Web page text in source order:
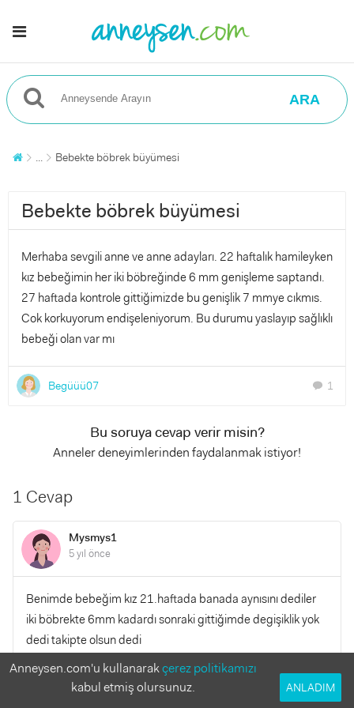
ARA
... Bebekte böbrek büyümesi
Bebekte böbrek büyümesi
Merhaba sevgili anne ve anne adayları. 22 haftalık hamileyken
kız bebeğimin her iki böbreğinde 6 mm genişleme saptandı.
27 haftada kontrole gittiğimizde bu genişlik 7 mmye cıkmıs.
Cok korkuyorum endişeleniyorum. Bu durumu yaslayıp sağlıklı
bebeği olan var mı
Begüüü07 chat 1
Bu soruya cevap verir misin?
Anneler deneyimlerinden faydalanmak istiyor!
1 Cevap
Mysmys1
5 yıl önce
Benimde bebeğim kız 21.haftada banada aynısını dediler
iki böbrekte 6mm kadardı sonraki gittiğimde degişiklik yok
dedi takipte olsun dedi
YANITLA
0
Anneysen.com'u kullanarakçerez politikamızı
kabul etmiş olursunuz.
ANLADIM